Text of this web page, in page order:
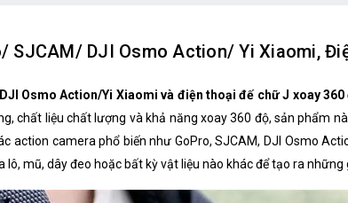
SJCAM/ DJI Osmo Action/ Yi Xiaomi,
Osmo Action/Yi Xiaomi và điện thoại đế chữ J xoay 360
chất liệu chất lượng và khả năng xoay 360 độ, sản phẩm
action camera phổ biến như GoPro, SJCAM, DJI Osmo
mũ, dây đeo hoặc bất kỳ vật liệu nào khác để tạo ra những